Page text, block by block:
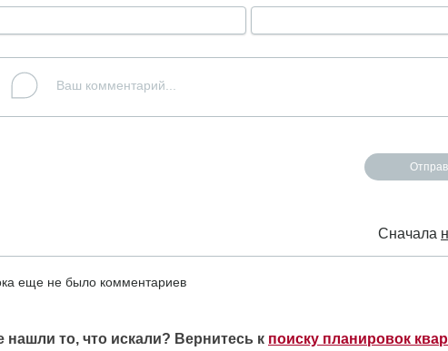
Сначала
еще не было комментариев
нашли то, что искали? Вернитесь к поиску планировок